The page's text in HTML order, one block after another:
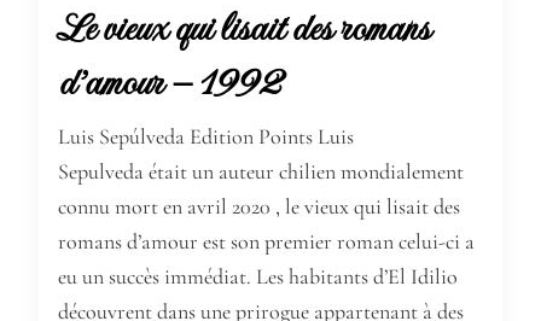
Le vieux qui lisait des romans
d’amour – 1992
Luis Sepúlveda Edition Points Luis
Sepulveda était un auteur chilien mondialement
connu mort en avril 2020 , le vieux qui lisait des
romans d’amour est son premier roman celui-ci a
eu un succès immédiat. Les habitants d’El Idilio
découvrent dans une prirogue appartenant à des